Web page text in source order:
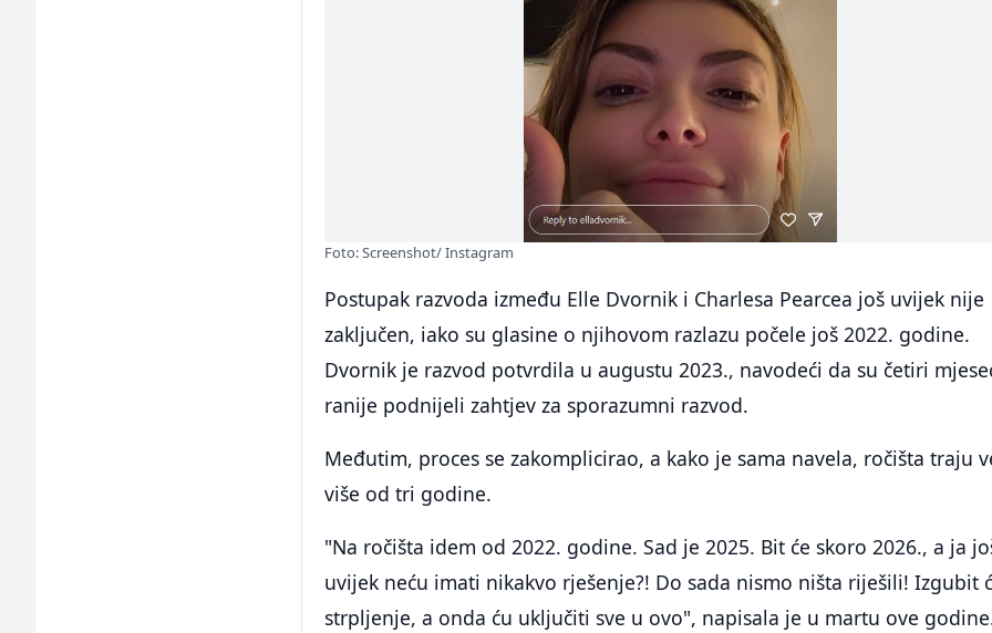
Foto: Screenshot/ Instagram
Postupak razvoda između Elle Dvornik i Charlesa Pearcea još uvijek nije
zaključen, iako su glasine o njihovom razlazu počele još 2022. godine.
Dvornik je razvod potvrdila u augustu 2023., navodeći da su četiri
ranije podnijeli zahtjev za sporazumni razvod.
Međutim, proces se zakomplicirao, a kako je sama navela, ročišta traju
više od tri godine.
"Na ročišta idem od 2022. godine. Sad je 2025. Bit će skoro 2026., a ja
uvijek neću imati nikakvo rješenje?! Do sada nismo ništa riješili! Izgubit
strpljenje, a onda ću uključiti sve u ovo", napisala je u martu ove